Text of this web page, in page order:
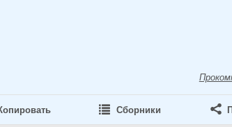
Сборники